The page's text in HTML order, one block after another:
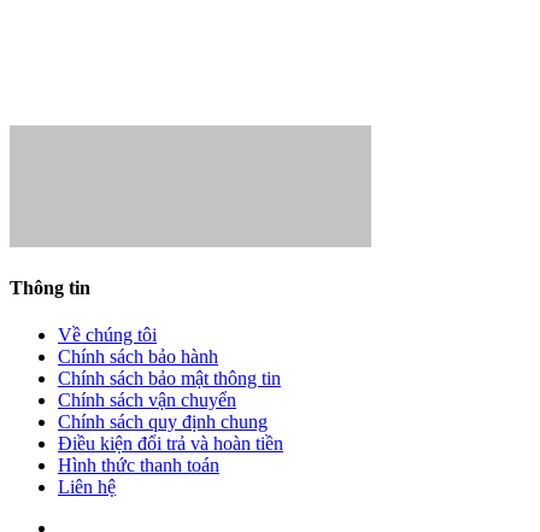
Thông tin
Về chúng tôi
Chính sách bảo hành
Chính sách bảo mật thông tin
Chính sách vận chuyển
Chính sách quy định chung
Điều kiện đổi trả và hoàn tiền
Hình thức thanh toán
Liên hệ